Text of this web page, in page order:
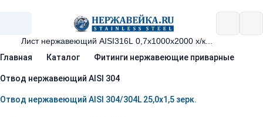
Главная Каталог Фитинги нержавеющие приварные
Отвод нержавеющий AISI 304
Отвод нержавеющий AISI 304/304L 25,0х1,5 зерк.